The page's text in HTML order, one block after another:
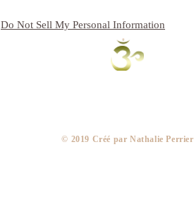
Do Not Sell My Personal Information
​© 2019 Créé par Nathalie Perrier